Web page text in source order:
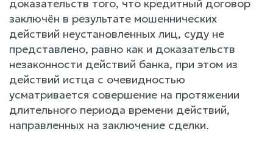
доказательств того, что кредитный договор
заключён в результате мошеннических
действий неустановленных лиц, суду не
представлено, равно как и доказательств
незаконности действий банка, при этом из
действий истца с очевидностью
усматривается совершение на протяжении
длительного периода времени действий,
направленных на заключение сделки.